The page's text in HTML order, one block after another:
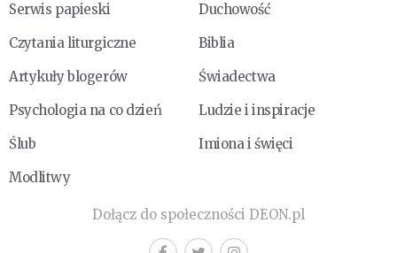
Serwis papieski
Duchowość
Czytania liturgiczne
Biblia
Artykuły blogerów
Świadectwa
Psychologia na co dzień
Ludzie i inspiracje
Ślub
Imiona i święci
Modlitwy
Dołącz do społeczności DEON.pl